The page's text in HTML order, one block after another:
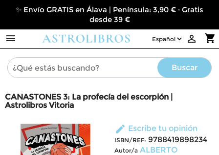
✨ Envío GRATIS en Álava | Península: 3,90 € · Gratis
desde 39 €
 shopping_cart

Buscar
CANASTONES 3: La profecía del escorpión |
Astrolibros Vitoria
edit Escribe tu opinión
ISBN/REF: 9788419898234
Autor/a ALBERTO